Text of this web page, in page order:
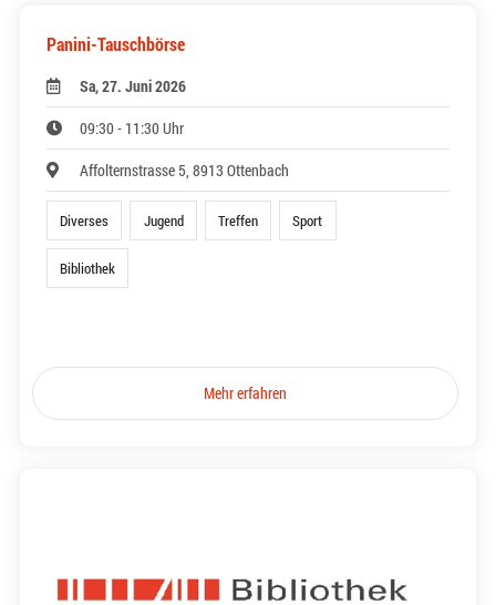
Panini-Tauschbörse
Sa, 27. Juni 2026
09:30 - 11:30 Uhr
Affolternstrasse 5, 8913 Ottenbach
Diverses Jugend Treffen Sport
Bibliothek
Mehr erfahren